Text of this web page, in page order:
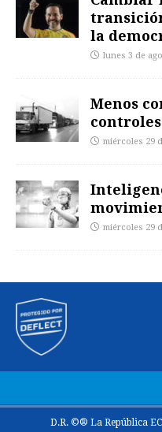
la
lunes 3 de
Menos
controles
miércoles 29
miércoles 29
D.R. ©® La República